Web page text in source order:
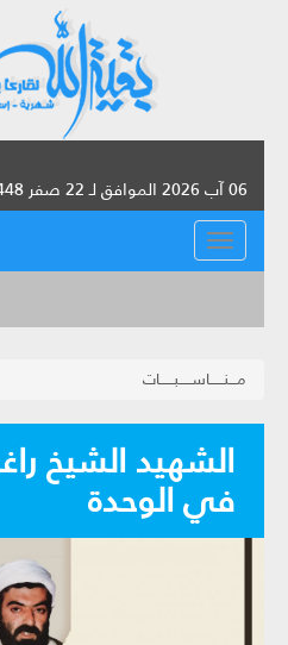
06 آب 2026 الموافق لـ 22 صفر 1448
القائمة
مـــنــــــاســـــبــــــات
الشهيد الشيخ
في الوحدة